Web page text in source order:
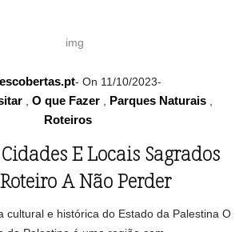
- On 11/10/2023-
, O que Fazer, Parques Naturais,
Roteiros
E Locais Sagrados
A Não Perder
cultural e histórica do Estado da Palestina O